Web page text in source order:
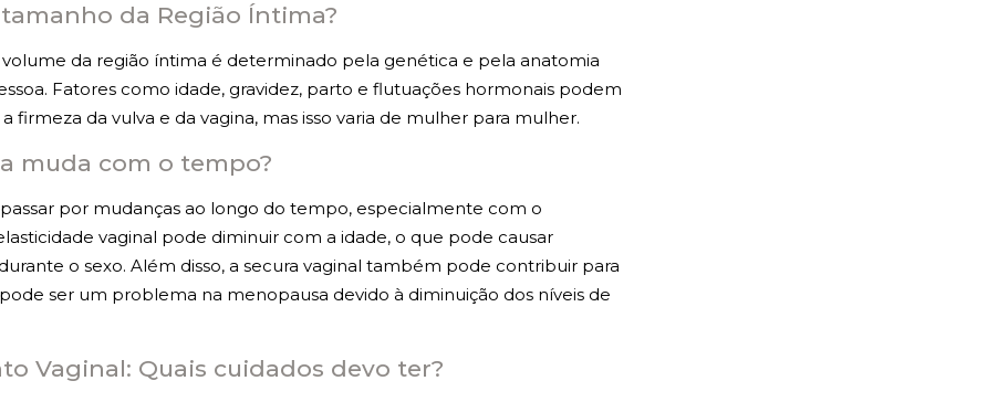
da Região Íntima?
da região íntima é determinado pela genética e pela anatomia
Fatores como idade, gravidez, parto e flutuações hormonais podem
firmeza da vulva e da vagina, mas isso varia de mulher para mulher.
muda com o tempo?
por mudanças ao longo do tempo, especialmente com o
vaginal pode diminuir com a idade, o que pode causar
o sexo. Além disso, a secura vaginal também pode contribuir para
ser um problema na menopausa devido à diminuição dos níveis de
Vaginal: Quais cuidados devo ter?